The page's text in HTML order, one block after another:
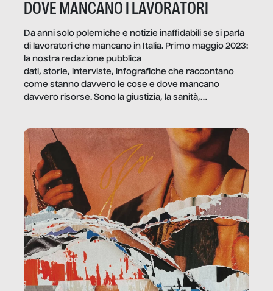
DOVE MANCANO I LAVORATORI
Da anni solo polemiche e notizie inaffidabili se si parla
di lavoratori che mancano in Italia. Primo maggio 2023:
la nostra redazione pubblica
dati, storie, interviste, infografiche che raccontano
come stanno davvero le cose e dove mancano
davvero risorse. Sono la giustizia, la sanità,